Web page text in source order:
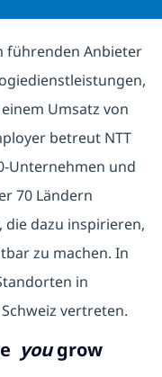
führenden Anbieter
Umsatz von
betreut NTT
Unternehmen und
70 Ländern
die dazu inspirieren,
zu machen. In
in
vertreten.
yougrow